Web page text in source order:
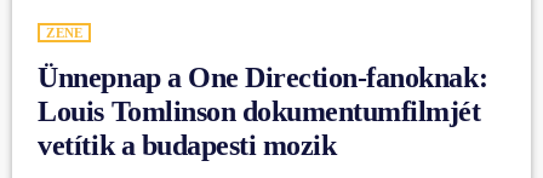
ZENE
Ünnepnap a One Direction-fanoknak:
Louis Tomlinson dokumentumfilmjét
vetítik a budapesti mozik